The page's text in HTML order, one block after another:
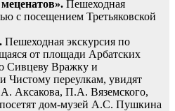
Пешеходная
с посещением Третьяковской
Пешеходная экскурсия по
от площади Арбатских
Сивцеву Вражку и
Чистому переулкам, увидят
Аксакова, П.А. Вяземского,
дом-музей А.С. Пушкина